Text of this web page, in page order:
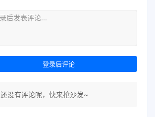
登录后评论
还没有评论呢，快来抢沙发~